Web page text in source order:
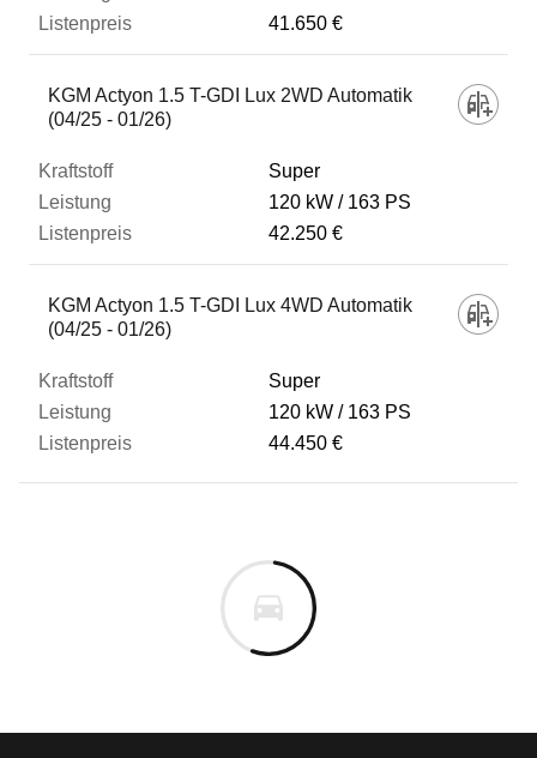
41.650 €
KGM Actyon 1.5 T-GDI Lux 2WD Automatik
(04/25 - 01/26)
Super
120 kW
163 PS
42.250 €
KGM Actyon 1.5 T-GDI Lux 4WD Automatik
(04/25 - 01/26)
Super
120 kW
163 PS
44.450 €